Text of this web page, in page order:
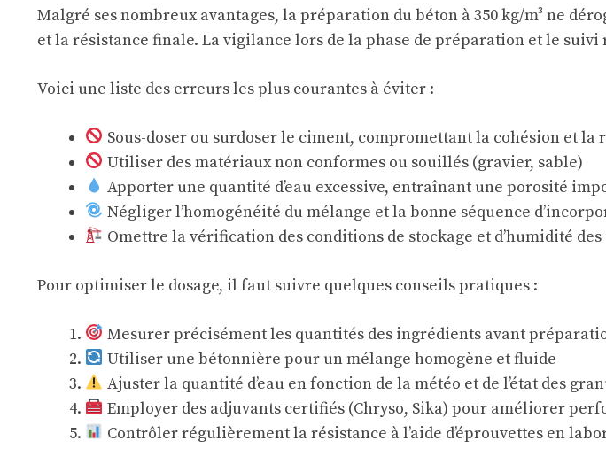
Malgré ses nombreux avantages, la préparation du béton à 350 kg/m³ ne
et la résistance finale. La vigilance lors de la phase de préparation et le
Voici une liste des erreurs les plus courantes à éviter :
Sous-doser ou surdoser le ciment, compromettant la cohésion et la
Utiliser des matériaux non conformes ou souillés (gravier, sable)
Apporter une quantité d’eau excessive, entraînant une porosité
Négliger l’homogénéité du mélange et la bonne séquence
Omettre la vérification des conditions de stockage et d’humidité des
Pour optimiser le dosage, il faut suivre quelques conseils pratiques :
Mesurer précisément les quantités des ingrédients avant
Utiliser une bétonnière pour un mélange homogène et fluide
Ajuster la quantité d’eau en fonction de la météo et de l’état des
Employer des adjuvants certifiés (Chryso, Sika) pour améliorer
Contrôler régulièrement la résistance à l’aide d’éprouvettes en